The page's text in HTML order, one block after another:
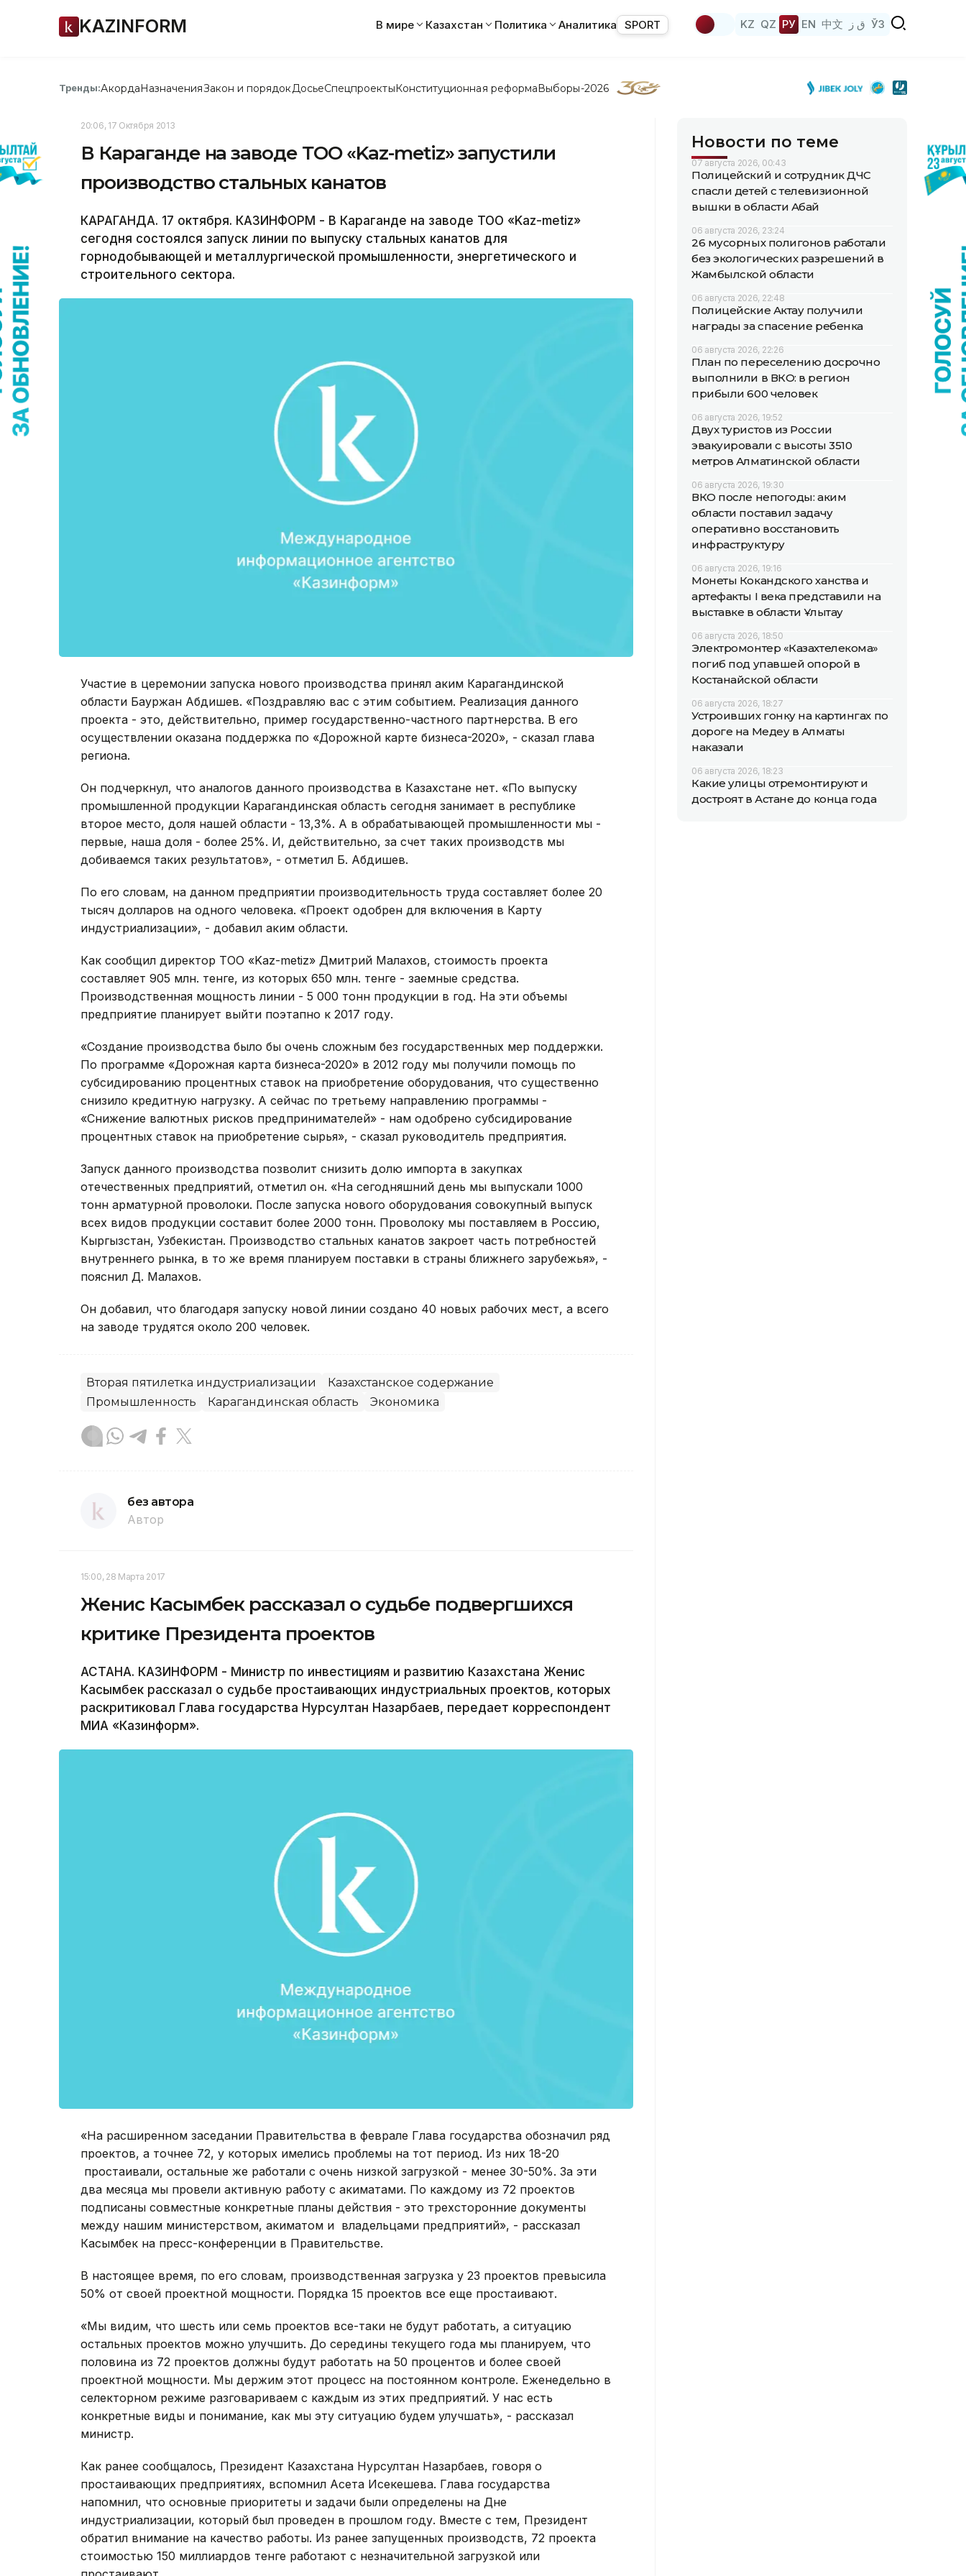
KAZINFORM В мире Казахстан Политика Аналитика SPORT KZ QZ РУ EN 中文 ق ز ЎЗ
Тренды:АкордаНазначенияЗакон и порядок ДосьеСпецпроектыКонституционная реформаВыборы-2026
20:06, 17 Октября 2013
В Караганде на заводе ТОО «Kaz-metiz» запустили
производство стальных канатов
КАРАГАНДА. 17 октября. КАЗИНФОРМ - В Караганде на заводе ТОО «Kaz-metiz»
сегодня состоялся запуск линии по выпуску стальных канатов для
горнодобывающей и металлургической промышленности, энергетического и
строительного сектора.
Участие в церемонии запуска нового производства принял аким Карагандинской
области Бауржан Абдишев. «Поздравляю вас с этим событием. Реализация данного
проекта - это, действительно, пример государственно-частного партнерства. В его
осуществлении оказана поддержка по «Дорожной карте бизнеса-2020», - сказал глава
региона.
Он подчеркнул, что аналогов данного производства в Казахстане нет. «По выпуску
промышленной продукции Карагандинская область сегодня занимает в республике
второе место, доля нашей области - 13,3%. А в обрабатывающей промышленности мы -
первые, наша доля - более 25%. И, действительно, за счет таких производств мы
добиваемся таких результатов», - отметил Б. Абдишев.
По его словам, на данном предприятии производительность труда составляет более 20
тысяч долларов на одного человека. «Проект одобрен для включения в Карту
индустриализации», - добавил аким области.
Как сообщил директор ТОО «Kaz-metiz» Дмитрий Малахов, стоимость проекта
составляет 905 млн. тенге, из которых 650 млн. тенге - заемные средства.
Производственная мощность линии - 5 000 тонн продукции в год. На эти объемы
предприятие планирует выйти поэтапно к 2017 году.
«Создание производства было бы очень сложным без государственных мер поддержки.
По программе «Дорожная карта бизнеса-2020» в 2012 году мы получили помощь по
субсидированию процентных ставок на приобретение оборудования, что существенно
снизило кредитную нагрузку. А сейчас по третьему направлению программы -
«Снижение валютных рисков предпринимателей» - нам одобрено субсидирование
процентных ставок на приобретение сырья», - сказал руководитель предприятия.
Запуск данного производства позволит снизить долю импорта в закупках
отечественных предприятий, отметил он. «На сегодняшний день мы выпускали 1000
тонн арматурной проволоки. После запуска нового оборудования совокупный выпуск
всех видов продукции составит более 2000 тонн. Проволоку мы поставляем в Россию,
Кыргызстан, Узбекистан. Производство стальных канатов закроет часть потребностей
внутреннего рынка, в то же время планируем поставки в страны ближнего зарубежья», -
пояснил Д. Малахов.
Он добавил, что благодаря запуску новой линии создано 40 новых рабочих мест, а всего
на заводе трудятся около 200 человек.
Вторая пятилетка индустриализации
Казахстанское содержание
Промышленность
Карагандинская область Экономика
без автора
Автор
15:00, 28 Марта 2017
Женис Касымбек рассказал о судьбе подвергшихся
критике Президента проектов
АСТАНА. КАЗИНФОРМ - Министр по инвестициям и развитию Казахстана Женис
Касымбек рассказал о судьбе простаивающих индустриальных проектов, которых
раскритиковал Глава государства Нурсултан Назарбаев, передает корреспондент
МИА «Казинформ».
«На расширенном заседании Правительства в феврале Глава государства обозначил ряд
проектов, а точнее 72, у которых имелись проблемы на тот период. Из них 18-20
простаивали, остальные же работали с очень низкой загрузкой - менее 30-50%. За эти
два месяца мы провели активную работу с акиматами. По каждому из 72 проектов
подписаны совместные конкретные планы действия - это трехсторонние документы
между нашим министерством, акиматом и владельцами предприятий», - рассказал
Касымбек на пресс-конференции в Правительстве.
В настоящее время, по его словам, производственная загрузка у 23 проектов превысила
50% от своей проектной мощности. Порядка 15 проектов все еще простаивают.
«Мы видим, что шесть или семь проектов все-таки не будут работать, а ситуацию
остальных проектов можно улучшить. До середины текущего года мы планируем, что
половина из 72 проектов должны будут работать на 50 процентов и более своей
проектной мощности. Мы держим этот процесс на постоянном контроле. Еженедельно в
селекторном режиме разговариваем с каждым из этих предприятий. У нас есть
конкретные виды и понимание, как мы эту ситуацию будем улучшать», - рассказал
министр.
Как ранее сообщалось, Президент Казахстана Нурсултан Назарбаев, говоря о
простаивающих предприятиях, вспомнил Асета Исекешева. Глава государства
напомнил, что основные приоритеты и задачи были определены на Дне
индустриализации, который был проведен в прошлом году. Вместе с тем, Президент
обратил внимание на качество работы. Из ранее запущенных производств, 72 проекта
стоимостью 150 миллиардов тенге работают с незначительной загрузкой или
Новости по теме
07 августа 2026, 00:43
Полицейский и сотрудник ДЧС
спасли детей с телевизионной
вышки в области Абай
06 августа 2026, 23:24
26 мусорных полигонов работали
без экологических разрешений в
Жамбылской области
06 августа 2026, 22:48
Полицейские Актау получили
награды за спасение ребенка
06 августа 2026, 22:26
План по переселению досрочно
выполнили в ВКО: в регион
прибыли 600 человек
06 августа 2026, 19:52
Двух туристов из России
эвакуировали с высоты 3510
метров Алматинской области
06 августа 2026, 19:30
ВКО после непогоды: аким
области поставил задачу
оперативно восстановить
инфраструктуру
06 августа 2026, 19:16
Монеты Кокандского ханства и
артефакты I века представили на
выставке в области Ұлытау
06 августа 2026, 18:50
Электромонтер «Казахтелекома»
погиб под упавшей опорой в
Костанайской области
06 августа 2026, 18:27
Устроивших гонку на картингах по
дороге на Медеу в Алматы
наказали
06 августа 2026, 18:23
Какие улицы отремонтируют и
достроят в Астане до конца года